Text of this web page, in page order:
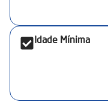
Idade Mínima